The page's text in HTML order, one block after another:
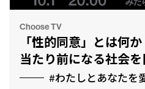
Choose TV
「性的同意」とは何
当たり前になる社会を
#わたしとあなたを